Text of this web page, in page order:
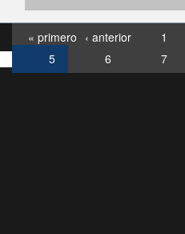
« primero ‹ anterior 1
5
6 7